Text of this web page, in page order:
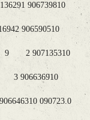
906739810
906590510
9 2 907135310
3 906636910
090723.0